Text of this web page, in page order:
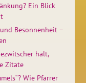
Ein Blick
Besonnenheit –
hält,
Zitate
Wie Pfarrer